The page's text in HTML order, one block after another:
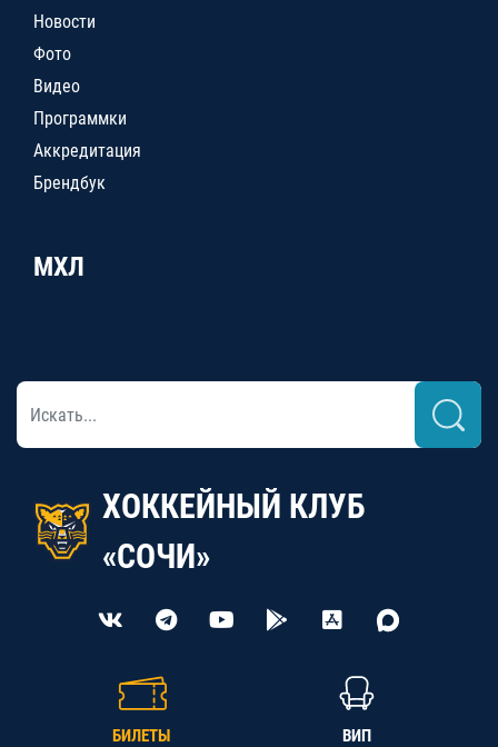
Новости
Фото
Видео
Программки
Аккредитация
Брендбук
МХЛ
ХОККЕЙНЫЙ КЛУБ
«СОЧИ»
БИЛЕТЫ ВИП